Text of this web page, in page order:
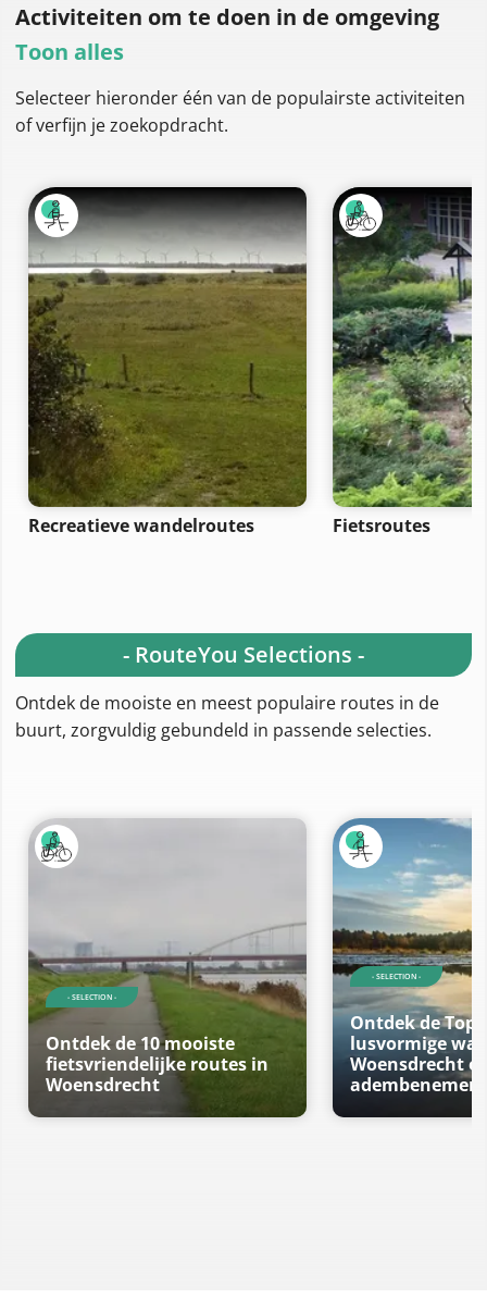
Activiteiten om te doen in de omgeving
Toon alles
Selecteer hieronder één van de populairste activiteiten
of verfijn je zoekopdracht.
Recreatieve wandelroutes Fietsroutes
- RouteYou Selections -
Ontdek de mooiste en meest populaire routes in de
buurt, zorgvuldig gebundeld in passende selecties.
- SELECTION -
Ontdek de 10 mooiste
fietsvriendelijke routes in
Woensdrecht
- SELECTION -
Ontdek de Top
lusvormige
Woensdrecht